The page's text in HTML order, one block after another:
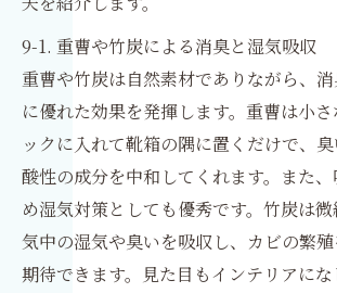
9-1. 重曹や竹炭による消臭と湿気吸収
重曹や竹炭は自然素材でありながら、
に優れた効果を発揮します。重曹は小
ックに入れて靴箱の隅に置くだけで、
酸性の成分を中和してくれます。また
め湿気対策としても優秀です。竹炭は
気中の湿気や臭いを吸収し、カビの繁
期待できます。見た目もインテリアに